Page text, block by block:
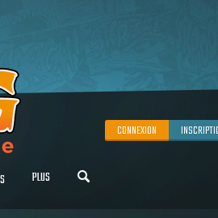
CONNEXION
PLUS